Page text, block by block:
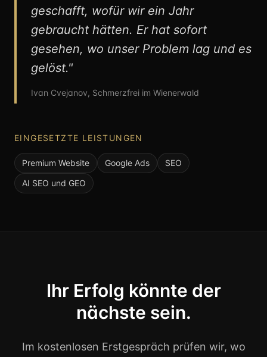
geschafft, wofür wir ein Jahr
gebraucht hätten. Er hat sofort
gesehen, wo unser Problem lag und es
gelöst."
Ivan Cvejanov, Schmerzfrei im Wienerwald
EINGESETZTE LEISTUNGEN
Premium Website Google Ads
SEO
AI SEO und GEO
Ihr Erfolg könnte der
nächste sein.
Im kostenlosen Erstgespräch prüfen wir, wo